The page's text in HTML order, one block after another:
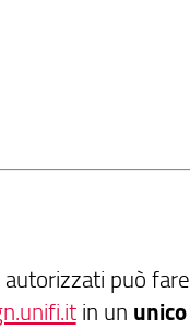
può fare
in un unico